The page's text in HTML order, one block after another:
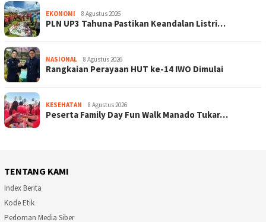
EKONOMI 8 Agustus 2026
PLN UP3 Tahuna Pastikan Keandalan Listri…
NASIONAL 8 Agustus 2026
Rangkaian Perayaan HUT ke-14 IWO Dimulai
KESEHATAN 8 Agustus 2026
Peserta Family Day Fun Walk Manado Tukar…
TENTANG KAMI
Index Berita
Kode Etik
Pedoman Media Siber